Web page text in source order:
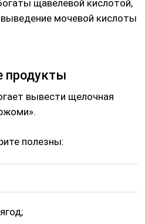
щавелевой кислотой,
мочевой кислоты
продукты
вывести щелочная
полезны: